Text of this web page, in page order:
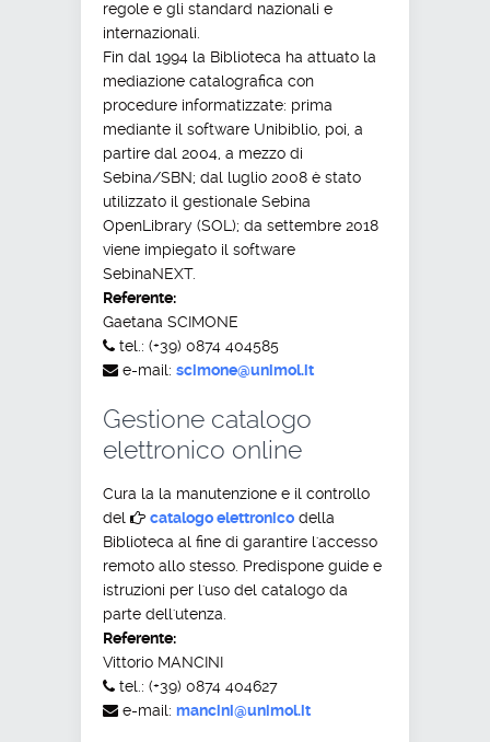
regole e gli standard nazionali e
internazionali.
Fin dal 1994 la Biblioteca ha attuato la
mediazione catalografica con
procedure informatizzate: prima
mediante il software Unibiblio, poi, a
partire dal 2004, a mezzo di
Sebina/SBN; dal luglio 2008 è stato
utilizzato il gestionale Sebina
OpenLibrary (SOL); da settembre 2018
viene impiegato il software
SebinaNEXT.
Referente:
Gaetana SCIMONE
tel.: (+39) 0874 404585
e-mail: scimone@unimol.it
Gestione catalogo
elettronico online
Cura la la manutenzione e il controllo
del
catalogo elettronico della
Biblioteca al fine di garantire l'accesso
remoto allo stesso. Predispone guide e
istruzioni per l'uso del catalogo da
parte dell'utenza.
Referente:
Vittorio MANCINI
tel.: (+39) 0874 404627
e-mail: mancini@unimol.it